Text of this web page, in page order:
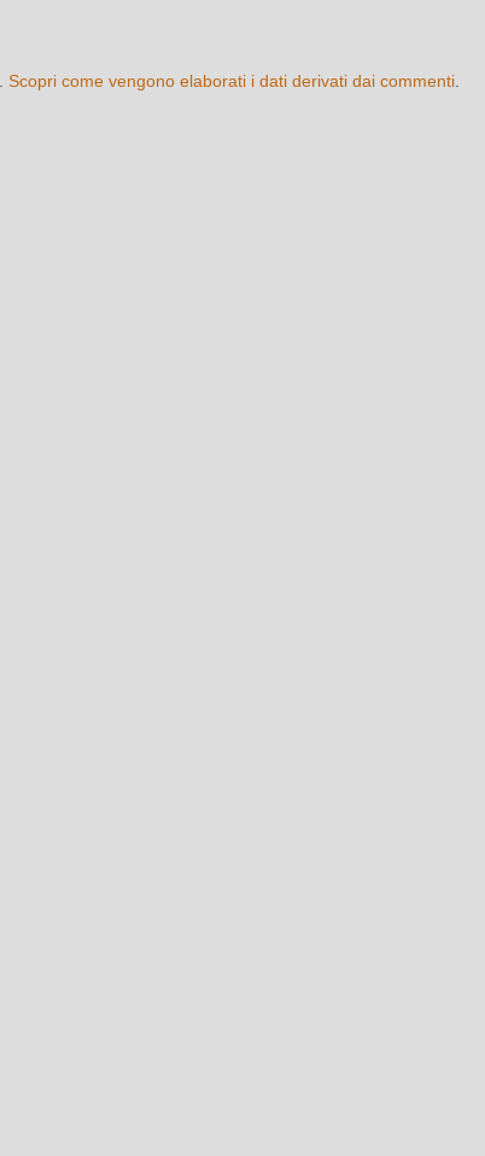
Scopri come vengono elaborati i dati derivati dai commenti